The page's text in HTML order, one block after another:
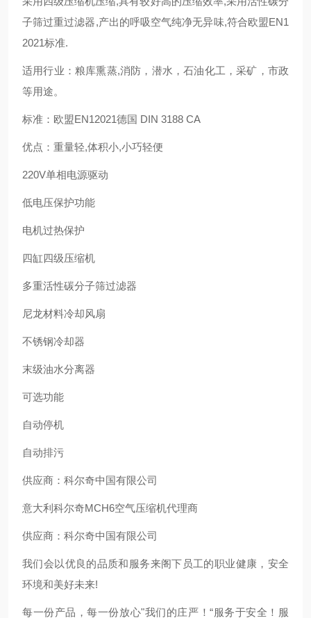
子筛过重过滤器,产出的呼吸空气纯净无异味,符合欧盟EN1
2021标准.
适用行业：粮库熏蒸,消防，潜水，石油化工，采矿，市政
等用途。
标准：欧盟EN12021德国 DIN 3188 CA
优点：重量轻,体积小,小巧轻便
220V单相电源驱动
低电压保护功能
电机过热保护
四缸四级压缩机
多重活性碳分子筛过滤器
尼龙材料冷却风扇
不锈钢冷却器
末级油水分离器
可选功能
自动停机
自动排污
供应商：科尔奇中国有限公司
意大利科尔奇MCH6空气压缩机代理商
供应商：科尔奇中国有限公司
我们会以优良的品质和服务来阁下员工的职业健康，安全
环境和美好未来!
每一份产品，每一份放心"我们的庄严！“服务于安全！服